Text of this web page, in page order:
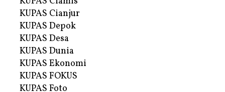
KUPAS Cianjur
KUPAS Depok
KUPAS Desa
KUPAS Dunia
KUPAS Ekonomi
KUPAS FOKUS
KUPAS Foto